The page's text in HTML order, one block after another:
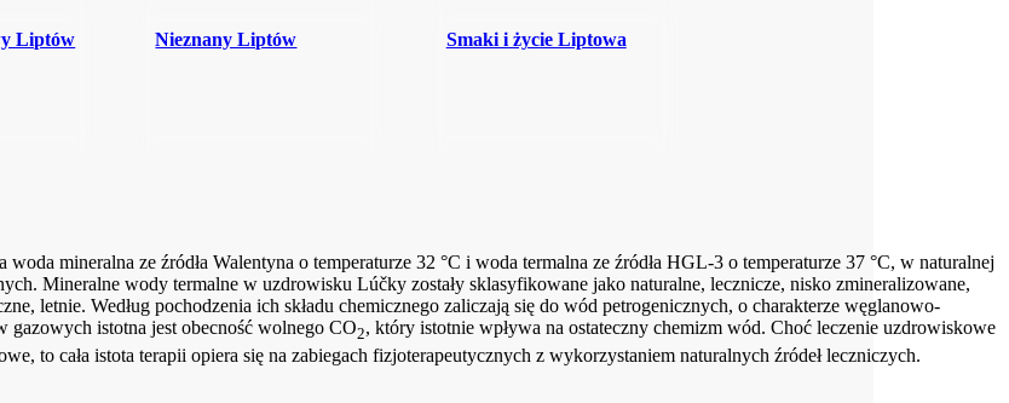
Liptów Nieznany Liptów Smaki i życie Liptowa
mineralna ze źródła Walentyna o temperaturze 32 °C i woda termalna ze źródła HGL-3 o temperaturze 37 °C, w naturalnej
Mineralne wody termalne w uzdrowisku Lúčky zostały sklasyfikowane jako naturalne, lecznicze, nisko zmineralizowane,
letnie. Według pochodzenia ich składu chemicznego zaliczają się do wód petrogenicznych, o charakterze węglanowo-
gazowych istotna jest obecność wolnego CO2, który istotnie wpływa na ostateczny chemizm wód. Choć leczenie uzdrowiskowe
to cała istota terapii opiera się na zabiegach fizjoterapeutycznych z wykorzystaniem naturalnych źródeł leczniczych.